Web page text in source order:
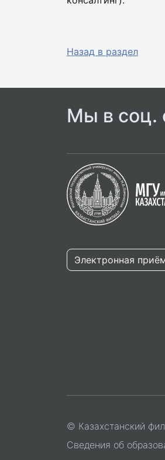
Назад в раздел
Мы в соц.
Электронная
© Казахстанский
Сведения об